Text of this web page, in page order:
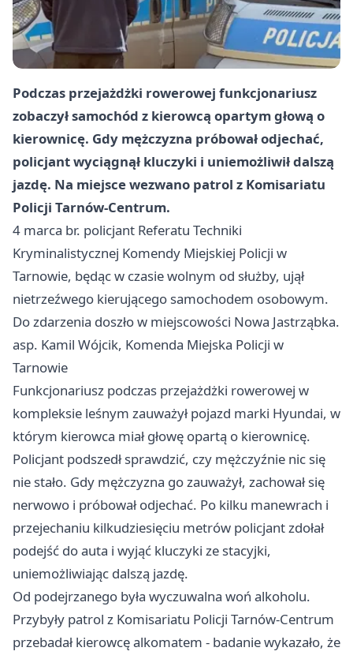
Podczas przejażdżki rowerowej funkcjonariusz
zobaczył samochód z kierowcą opartym głową o
kierownicę. Gdy mężczyzna próbował odjechać,
policjant wyciągnął kluczyki i uniemożliwił dalszą
jazdę. Na miejsce wezwano patrol z Komisariatu
Policji Tarnów-Centrum.
4 marca br. policjant Referatu Techniki
Kryminalistycznej Komendy Miejskiej Policji w
Tarnowie, będąc w czasie wolnym od służby, ujął
nietrzeźwego kierującego samochodem osobowym.
Do zdarzenia doszło w miejscowości Nowa Jastrząbka.
asp. Kamil Wójcik, Komenda Miejska Policji w
Tarnowie
Funkcjonariusz podczas przejażdżki rowerowej w
kompleksie leśnym zauważył pojazd marki Hyundai, w
którym kierowca miał głowę opartą o kierownicę.
Policjant podszedł sprawdzić, czy mężczyźnie nic się
nie stało. Gdy mężczyzna go zauważył, zachował się
nerwowo i próbował odjechać. Po kilku manewrach i
przejechaniu kilkudziesięciu metrów policjant zdołał
podejść do auta i wyjąć kluczyki ze stacyjki,
uniemożliwiając dalszą jazdę.
Od podejrzanego była wyczuwalna woń alkoholu.
Przybyły patrol z Komisariatu Policji Tarnów-Centrum
przebadał kierowcę alkomatem - badanie wykazało, że